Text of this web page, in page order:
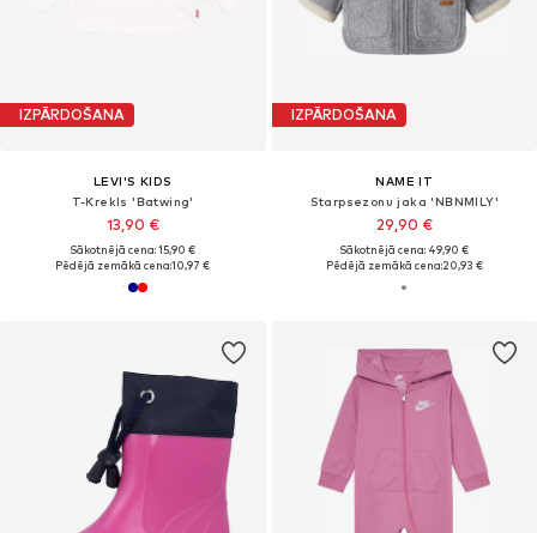
IZPĀRDOŠANA
LEVI'S KIDS
T-Krekls 'Batwing'
13,90 €
Sākotnējā cena: 15,90 €
Pēdējā zemākā cena:10,97 €
IZPĀRDOŠANA
NAME IT
Starpsezonu jaka 'NBNMILY'
29,90 €
Sākotnējā cena: 49,90 €
Pēdējā zemākā cena:20,93 €